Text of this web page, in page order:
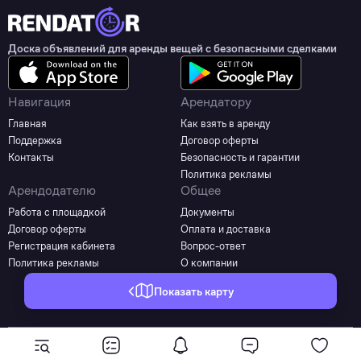
Показать карту
Доска объявлений для аренды вещей с безопасными сделками
Навигация
Главная
Поддержка
Контакты
Арендатору
Как взять в аренду
Договор оферты
Безопасность и гарантии
Политика рекламы
Арендодателю
Работа с площадкой
Договор оферты
Регистрация кабинета
Политика рекламы
Общее
Документы
Оплата и доставка
Вопрос-ответ
О компании